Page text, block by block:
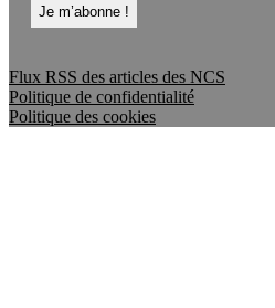
Flux RSS des articles des NCS
Politique de confidentialité
Politique des cookies